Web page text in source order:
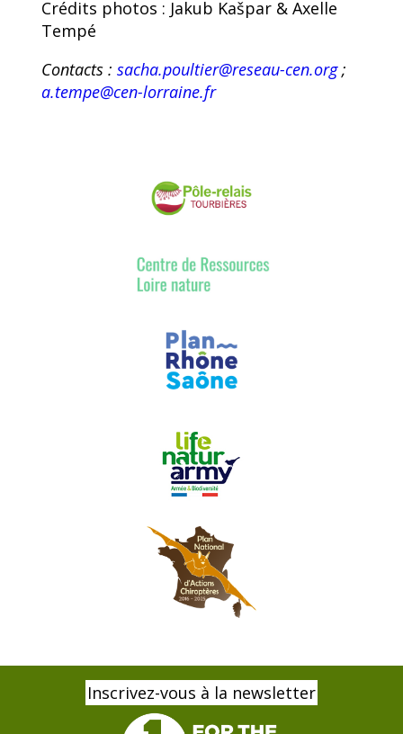
Crédits photos : Jakub Kašpar & Axelle
Tempé
Contacts :sacha.poultier@reseau-cen.org;
a.tempe@cen-lorraine.fr
Inscrivez-vous à la newsletter